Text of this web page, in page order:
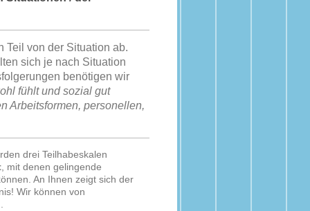
Teil von der Situation ab.
sich je nach Situation
benötigen wir
fühlt und sozial gut
Arbeitsformen,personellen,
drei Teilhabeskalen
, mit denen gelingende
An Ihnen zeigt sich der
Wir können von